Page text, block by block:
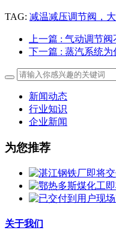
TAG: 减温减压调节阀，
上一篇 : 气动调节
下一篇 : 蒸汽系统
新闻动态
行业知识
企业新闻
为您推荐
关于我们